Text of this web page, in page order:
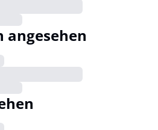
angesehen